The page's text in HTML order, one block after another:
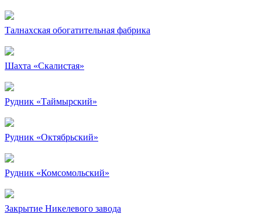
Талнахская обогатительная фабрика
Шахта «Скалистая»
Рудник «Таймырский»
Рудник «Октябрьский»
Рудник «Комсомольский»
Закрытие Никелевого завода